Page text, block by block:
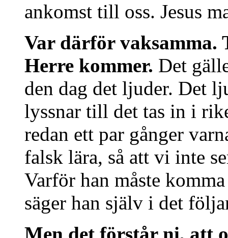
ankomst till oss. Jesus
Var därför vaksamma.
Herre kommer. Det
den dag det ljuder. Det
lyssnar till det tas in i
redan ett par gånger
falsk lära, så att vi inte
Varför han måste
säger han själv i det